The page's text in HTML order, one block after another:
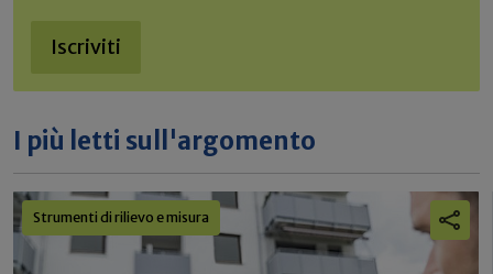
Iscriviti
I più letti sull'argomento
Strumenti di rilievo e misura